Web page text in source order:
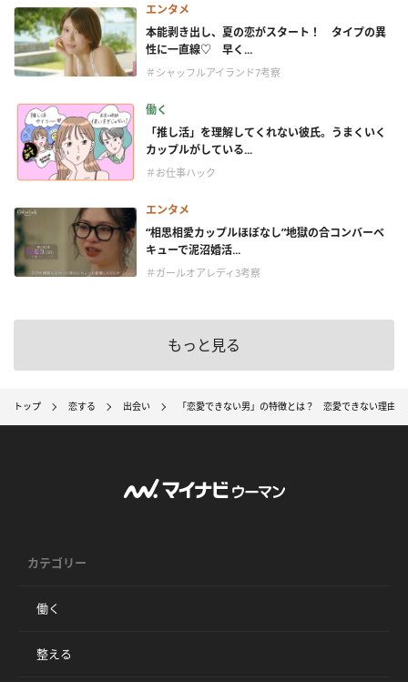
エンタメ
本能剥き出し、夏の恋がスタート！ タイプの異
性に一直線♡ 早く...
＃シャッフルアイランド7考察
働く
「推し活」を理解してくれない彼氏。うまくいく
カップルがしている...
＃お仕事ハック
エンタメ
“相思相愛カップルほぼなし”地獄の合コンバーベ
キューで泥沼婚活...
＃ガールオアレディ3考察
もっと見る
トップ 恋する 出会い 「恋愛できない男」の特徴とは？ 恋愛できない理由
カテゴリー
働く
整える